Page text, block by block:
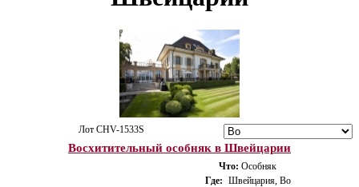
Лот CHV-1533S
Восхитительный особняк в Швейцарии
Что: Особняк
Где: Швейцария, Во